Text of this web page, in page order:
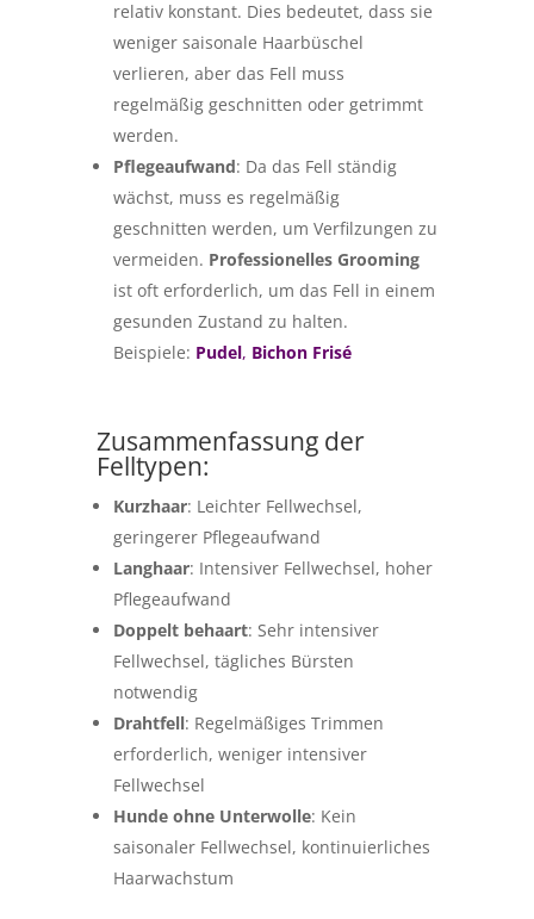
relativ konstant. Dies bedeutet, dass sie
weniger saisonale Haarbüschel
verlieren, aber das Fell muss
regelmäßig geschnitten oder getrimmt
werden.
Pflegeaufwand: Da das Fell ständig
wächst, muss es regelmäßig
geschnitten werden, um Verfilzungen zu
vermeiden. Professionelles Grooming
ist oft erforderlich, um das Fell in einem
gesunden Zustand zu halten.
Beispiele: Pudel, Bichon Frisé
Zusammenfassung der
Felltypen:
Kurzhaar: Leichter Fellwechsel,
geringerer Pflegeaufwand
Langhaar: Intensiver Fellwechsel, hoher
Pflegeaufwand
Doppelt behaart: Sehr intensiver
Fellwechsel, tägliches Bürsten
notwendig
Drahtfell: Regelmäßiges Trimmen
erforderlich, weniger intensiver
Fellwechsel
Hunde ohne Unterwolle: Kein
saisonaler Fellwechsel, kontinuierliches
Haarwachstum